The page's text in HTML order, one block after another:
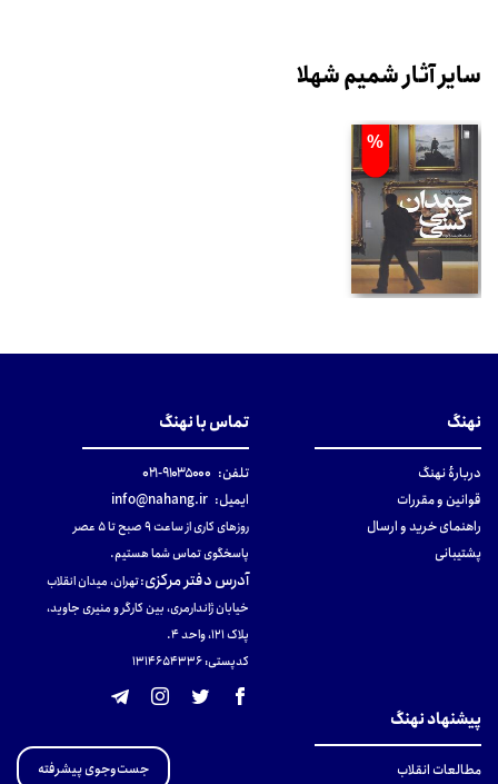
سایر آثار شمیم شهلا
%
نهنگ
دربارهٔ نهنگ
قوانین و مقررات
راهنمای خرید و ارسال
پشتیبانی
تماس با نهنگ
تلفن: ۹۱۰۳۵۰۰۰-۰۲۱
ایمیل: info@nahang.ir
روزهای کاری از ساعت ۹ صبح تا ۵ عصر
پاسخگوی تماس شما هستیم.
آدرس دفتر مرکزی:تهران، میدان انقلاب
خیابان ژاندارمری، بین کارگر و منیری جاوید،
پلاک 121، واحد ۴.
کدپستی: 131465433۶
پیشنهاد نهنگ
مطالعات انقلاب
جست‌وجوی پیشرفته